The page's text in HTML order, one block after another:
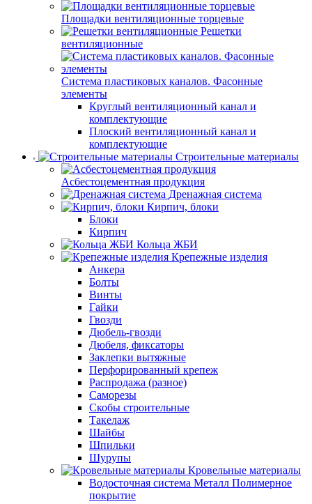
Площадки вентиляционные торцевые
Решетки
вентиляционные
Система пластиковых каналов. Фасонные
элементы
Круглый вентиляционный канал и
комплектующие
Плоский вентиляционный канал и
комплектующие
Строительные материалы
Асбестоцементная продукция
Дренажная система
Кирпич, блоки
Блоки
Кирпич
Кольца ЖБИ
Крепежные изделия
Анкера
Болты
Винты
Гайки
Гвозди
Дюбель-гвозди
Дюбеля, фиксаторы
Заклепки вытяжные
Перфорированный крепеж
Распродажа (разное)
Саморезы
Скобы строительные
Такелаж
Шайбы
Шпильки
Шурупы
Кровельные материалы
Водосточная система Металл Полимерное
покрытие